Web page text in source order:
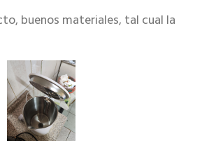
buenos materiales, tal cual la